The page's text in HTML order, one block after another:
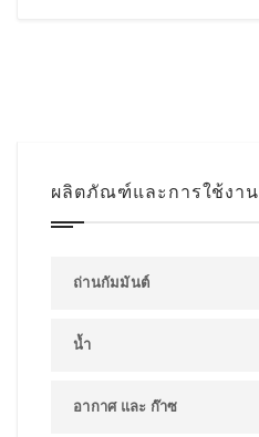
ผลิตภัณฑ์และการใช้งาน
ถ่านกัมมันต์
น้ำ
อากาศ และ ก๊าซ